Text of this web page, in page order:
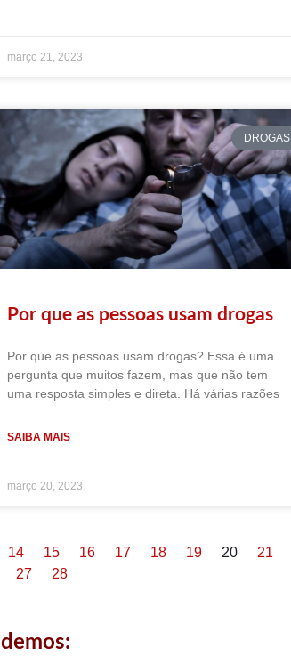
março 21, 2023
DROGAS
Por que as pessoas usam drogas
Por que as pessoas usam drogas? Essa é uma
pergunta que muitos fazem, mas que não tem
uma resposta simples e direta. Há várias razões
SAIBA MAIS
março 20, 2023
14 15 16 17 18 19 20 21
27 28